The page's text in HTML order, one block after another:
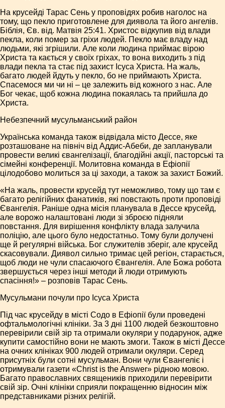
На крусейді Тарас Сень у проповідях робив наголос на
тому, що пекло приготовлене для диявола та його ангелів.
Біблія, Єв. від. Матвія 25:41. Христос відкупив від влади
пекла, коли помер за гріхи людей. Пекло має владу над
людьми, які згрішили. Але коли людина приймає вірою
Христа та кається у своїх гріхах, то вона виходить з під
влади пекла та стає під захист Ісуса Христа. На жаль,
багато людей йдуть у пекло, бо не приймають Христа.
Спасемося ми чи ні – це залежить від кожного з нас. Але
Бог чекає, щоб кожна людина покаялась та прийшла до
Христа.
Небезпечний мусульманський район
Українська команда також відвідала місто Дессе, яке
розташоване на північ від Аддис-Абеби, де запланували
провести великі євангелізації, благодійні акції, пасторські та
сімейні конференції. Молитовна команда в Ефіопії
цілодобово молиться за ці заходи, а також за захист Божий.
«На жаль, провести крусейд тут неможливо, тому що там є
багато релігійних фанатиків, які повстають проти проповіді
Євангелія. Раніше одна місія планувала в Дессе крусейд,
але ворожо налаштовані люди зі зброєю підняли
повстання. Для вирішення конфлікту влада залучила
поліцію, але цього було недостатньо. Тому були долучені
ще й регулярні війська. Бог служителів зберіг, але крусейд
скасовували. Диявол сильно тримає цей регіон, старається,
щоб люди не чули спасаючого Євангелія. Але Божа робота
звершується через інші методи й люди отримують
спасіння!» – розповів Тарас Сень.
Мусульмани почули про Ісуса Христа
Під час крусейду в місті Содо в Ефіопії були проведені
офтальмологічні клініки. За 3 дні 1100 людей безкоштовно
перевірили свій зір та отримали окуляри у подарунок, адже
купити самостійно вони не мають змоги. Також в місті Дессе
на очних клініках 900 людей отримали окуляри. Серед
присутніх були сотні мусульман. Вони чули Євангеліє і
отримували газети «Christ is the Answer» рідною мовою.
Багато православних священиків приходили перевірити
свій зір. Очні клініки сприяли покращенню відносин між
представниками різних релігій.